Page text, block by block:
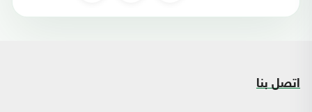
اتصل بنا